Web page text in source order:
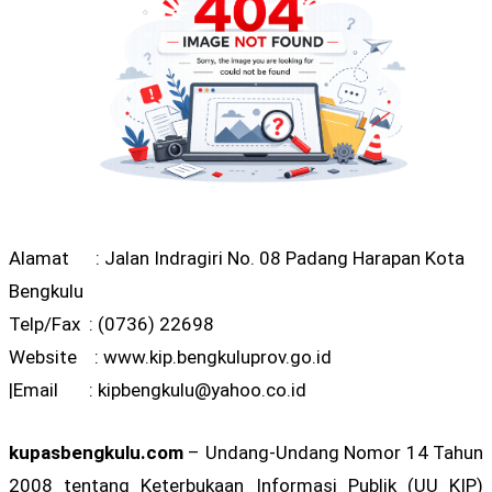
Alamat : Jalan Indragiri No. 08 Padang Harapan Kota
Bengkulu
Telp/Fax : (0736) 22698
Website : www.kip.bengkuluprov.go.id
|Email : kipbengkulu@yahoo.co.id
kupasbengkulu.com – Undang-Undang Nomor 14 Tahun
2008 tentang Keterbukaan Informasi Publik (UU KIP)